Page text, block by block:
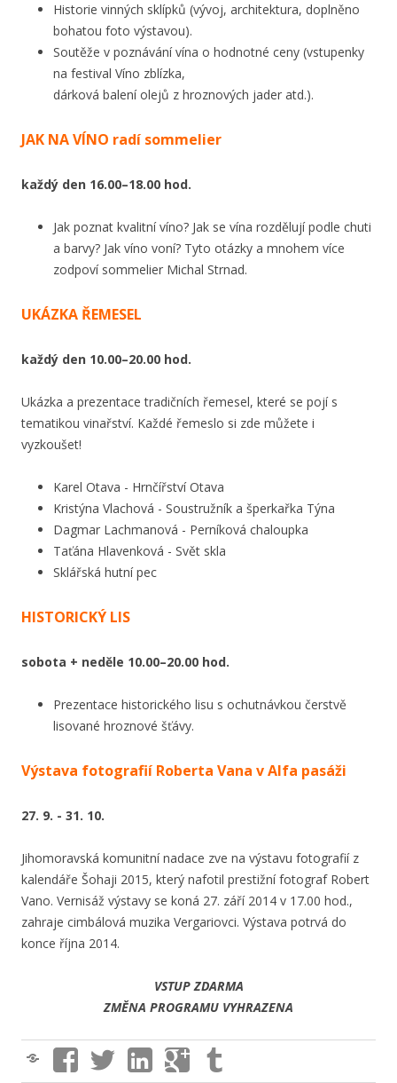
Historie vinných sklípků (vývoj, architektura, doplněno
bohatou foto výstavou).
Soutěže v poznávání vína o hodnotné ceny (vstupenky
na festival Víno zblízka,
dárková balení olejů z hroznových jader atd.).
JAK NA VÍNO radí sommelier
každý den 16.00–18.00 hod.
Jak poznat kvalitní víno? Jak se vína rozdělují podle chuti
a barvy? Jak víno voní? Tyto otázky a mnohem více
zodpoví sommelier Michal Strnad.
UKÁZKA ŘEMESEL
každý den 10.00–20.00 hod.
Ukázka a prezentace tradičních řemesel, které se pojí s
tematikou vinařství. Každé řemeslo si zde můžete i
vyzkoušet!
Karel Otava - Hrnčířství Otava
Kristýna Vlachová - Soustružník a šperkařka Týna
Dagmar Lachmanová - Perníková chaloupka
Taťána Hlavenková - Svět skla
Sklářská hutní pec
HISTORICKÝ LIS
sobota + neděle 10.00–20.00 hod.
Prezentace historického lisu s ochutnávkou čerstvě
lisované hroznové šťávy.
Výstava fotografií Roberta Vana v Alfa pasáži
27. 9. - 31. 10.
Jihomoravská komunitní nadace zve na výstavu fotografií z
kalendáře Šohaji 2015, který nafotil prestižní fotograf Robert
Vano. Vernisáž výstavy se koná 27. září 2014 v 17.00 hod.,
zahraje cimbálová muzika Vergariovci. Výstava potrvá do
konce října 2014.
VSTUP ZDARMA
ZMĚNA PROGRAMU VYHRAZENA